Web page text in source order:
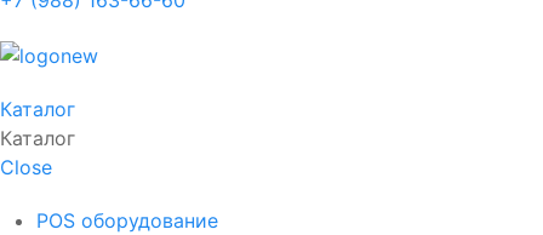
Каталог
Каталог
Close
POS оборудование